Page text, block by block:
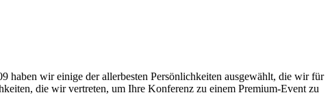
wir einige der allerbesten Persönlichkeiten ausgewählt, die wir für
die wir vertreten, um Ihre Konferenz zu einem Premium-Event zu